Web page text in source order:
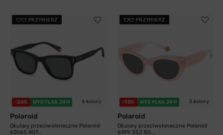
PRZYMIERZ
-26% WYSYŁKA 24H 4 kolory
Polaroid
Okulary przeciwsłoneczne Polaroid
6206S 807...
PRZYMIERZ
-15% WYSYŁKA 24H 3 kolory
Polaroid
Okulary przeciwsłoneczne Polaroid
6199 35J 50...